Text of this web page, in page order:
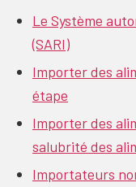
Le Système
(SARI)
Importer des
étape
Importer des
salubrité des
Importateurs